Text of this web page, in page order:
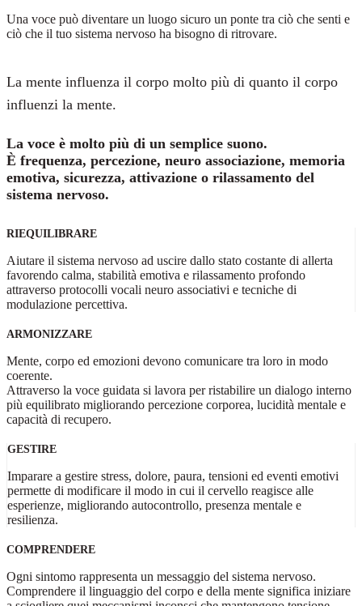
Una voce può diventare un luogo sicuro un ponte tra ciò che senti e
ciò che il tuo sistema nervoso ha bisogno di ritrovare.
La mente influenza il corpo molto più di quanto il corpo
influenzi la mente.
La voce è molto più di un semplice suono.
È frequenza, percezione, neuro associazione, memoria
emotiva, sicurezza, attivazione o rilassamento del
sistema nervoso.
RIEQUILIBRARE
Aiutare il sistema nervoso ad uscire dallo stato costante di allerta
favorendo calma, stabilità emotiva e rilassamento profondo
attraverso protocolli vocali neuro associativi e tecniche di
modulazione percettiva.
ARMONIZZARE
Mente, corpo ed emozioni devono comunicare tra loro in modo
coerente.
Attraverso la voce guidata si lavora per ristabilire un dialogo interno
più equilibrato migliorando percezione corporea, lucidità mentale e
capacità di recupero.
GESTIRE
Imparare a gestire stress, dolore, paura, tensioni ed eventi emotivi
permette di modificare il modo in cui il cervello reagisce alle
esperienze, migliorando autocontrollo, presenza mentale e
resilienza.
COMPRENDERE
Ogni sintomo rappresenta un messaggio del sistema nervoso.
Comprendere il linguaggio del corpo e della mente significa iniziare